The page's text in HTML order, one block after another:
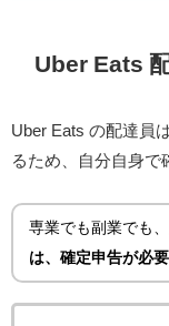
Uber Eats
Uber Eats の配達員
るため、自分自身で
専業でも副業でも
は、確定申告が必要